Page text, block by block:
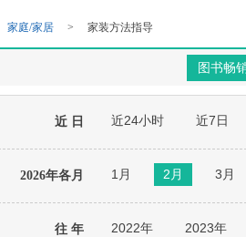
家庭/家居 > 家装方法指导
图书畅
近 日 近24小时 近7日
2026年各月 1月 2月 3月
往 年 2022年 2023年